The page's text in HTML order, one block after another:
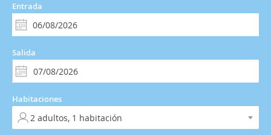
Entrada
Salida
Habitaciones